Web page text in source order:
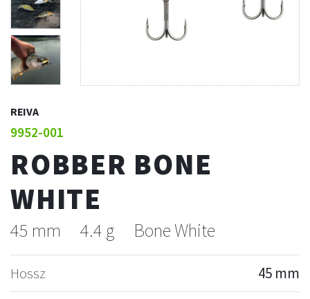
REIVA
9952-001
ROBBER BONE
WHITE
45 mm 4.4 g Bone White
Hossz
45 mm